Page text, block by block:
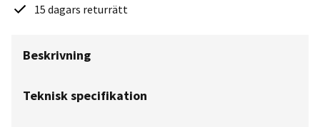
15 dagars returrätt
Beskrivning
Teknisk specifikation